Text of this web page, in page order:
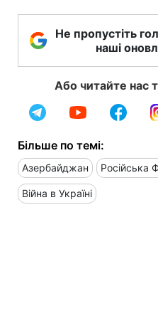
Не пропустіть
наші
Або читайте нас
Більше по темі:
Азербайджан Російська
Війна в Україні